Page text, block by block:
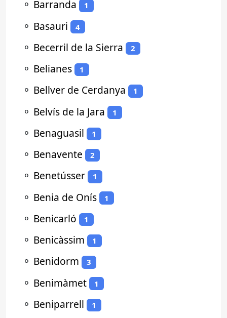
⚬ Barranda 1
⚬ Basauri 4
⚬ Becerril de la Sierra 2
⚬ Belianes 1
⚬ Bellver de Cerdanya 1
⚬ Belvís de la Jara 1
⚬ Benaguasil 1
⚬ Benavente 2
⚬ Benetússer 1
⚬ Benia de Onís 1
⚬ Benicarló 1
⚬ Benicàssim 1
⚬ Benidorm 3
⚬ Benimàmet 1
⚬ Beniparrell 1